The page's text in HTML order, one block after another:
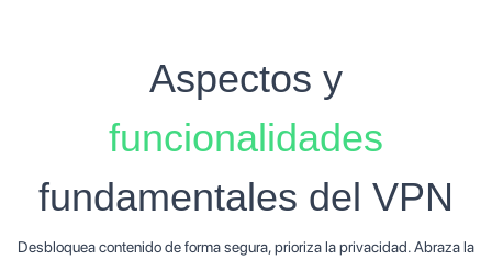
Aspectos y
funcionalidades
fundamentales del VPN
Desbloquea contenido de forma segura, prioriza la privacidad. Abraza la